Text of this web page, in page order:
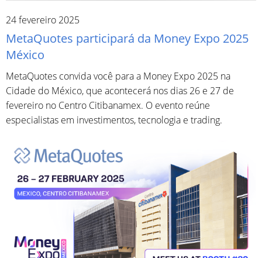
24 fevereiro 2025
MetaQuotes participará da Money Expo 2025
México
MetaQuotes convida você para a Money Expo 2025 na
Cidade do México, que acontecerá nos dias 26 e 27 de
fevereiro no Centro Citibanamex. O evento reúne
especialistas em investimentos, tecnologia e trading.